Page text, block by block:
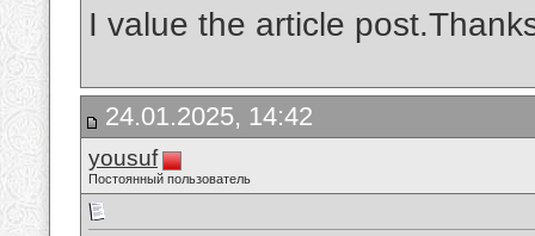
I value the article
24.01.2025, 14:42
yousuf
Постоянный пользователь